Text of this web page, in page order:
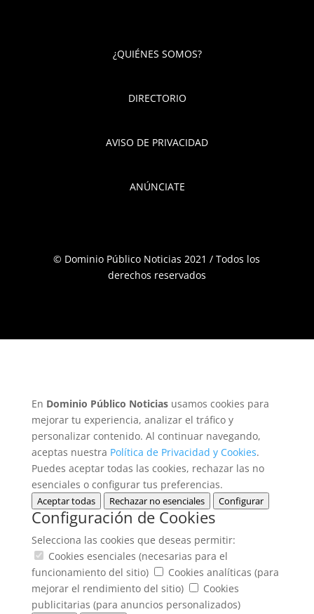
¿QUIÉNES SOMOS?
DIRECTORIO
AVISO DE PRIVACIDAD
ANÚNCIATE
© Dominio Público Noticias 2021 / Todos los
derechos reservados
En Dominio Público Noticiasusamos cookies para
mejorar tu experiencia, analizar el tráfico y
personalizar contenido. Al continuar navegando,
aceptas nuestra Política de Privacidad y Cookies.
Puedes aceptar todas las cookies, rechazar las no
esenciales o configurar tus preferencias.
Aceptar todas Rechazar no esenciales Configurar
Configuración de Cookies
Selecciona las cookies que deseas permitir:
Cookies esenciales (necesarias para el
funcionamiento del sitio)
Cookies analíticas (para
mejorar el rendimiento del sitio)
Cookies
publicitarias (para anuncios personalizados)